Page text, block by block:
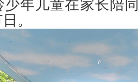
少年儿童在家长陪
。